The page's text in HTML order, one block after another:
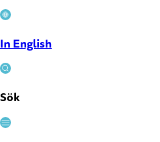
In English
Sök
Stäng